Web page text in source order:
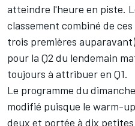
atteindre l'heure en piste.
classement combiné de
trois premières
pour la Q2 du lendemain
toujours à attribuer en Q1.
Le programme du
modifié puisque le warm-
deux et portée à dix